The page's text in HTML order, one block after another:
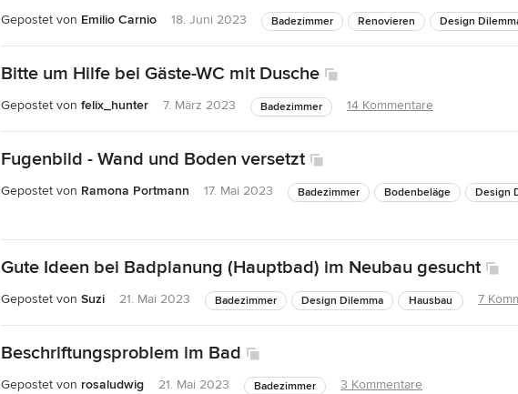
Gepostet von Emilio Carnio 18. Juni 2023 Badezimmer Renovieren Design
Bitte um Hilfe bei Gäste-WC mit Dusche
Gepostet von felix_hunter 7. März 2023 Badezimmer 14 Kommentare
Fugenbild - Wand und Boden versetzt
Gepostet von Ramona Portmann 17. Mai 2023 Badezimmer Bodenbeläge Design
Gute Ideen bei Badplanung (Hauptbad) im Neubau gesucht
Gepostet von Suzi 21. Mai 2023 Badezimmer Design Dilemma Hausbau 7
Beschriftungsproblem im Bad
Gepostet von rosaludwig 21. Mai 2023 Badezimmer 3 Kommentare